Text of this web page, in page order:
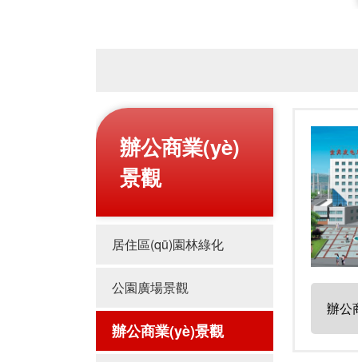
辦公商業(yè)
景觀
居住區(qū)園林綠化
公園廣場景觀
辦公商業(yè)景觀
辦公